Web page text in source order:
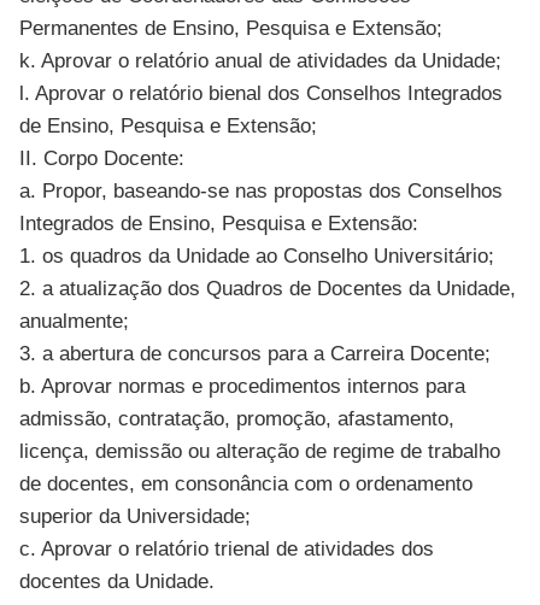
Permanentes de Ensino, Pesquisa e Extensão;
k. Aprovar o relatório anual de atividades da Unidade;
l. Aprovar o relatório bienal dos Conselhos Integrados
de Ensino, Pesquisa e Extensão;
II. Corpo Docente:
a. Propor, baseando-se nas propostas dos Conselhos
Integrados de Ensino, Pesquisa e Extensão:
1. os quadros da Unidade ao Conselho Universitário;
2. a atualização dos Quadros de Docentes da Unidade,
anualmente;
3. a abertura de concursos para a Carreira Docente;
b. Aprovar normas e procedimentos internos para
admissão, contratação, promoção, afastamento,
licença, demissão ou alteração de regime de trabalho
de docentes, em consonância com o ordenamento
superior da Universidade;
c. Aprovar o relatório trienal de atividades dos
docentes da Unidade.